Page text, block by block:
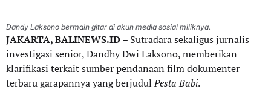
Dandy Laksono bermain gitar di akun media sosial miliknya.
JAKARTA, BALINEWS.ID– Sutradara sekaligus jurnalis
investigasi senior, Dandhy Dwi Laksono, memberikan
klarifikasi terkait sumber pendanaan film dokumenter
terbaru garapannya yang berjudulPesta Babi.